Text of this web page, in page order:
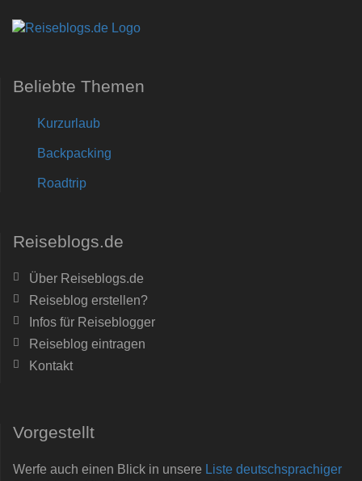
Beliebte Themen
Kurzurlaub
Backpacking
Roadtrip
Reiseblogs.de
Über Reiseblogs.de
Reiseblog erstellen?
Infos für Reiseblogger
Reiseblog eintragen
Kontakt
Vorgestellt
Werfe auch einen Blick in unsere Liste deutschsprachiger